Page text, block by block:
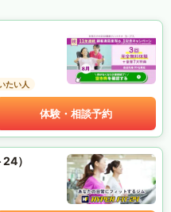
たい人
体験・相談予約
）